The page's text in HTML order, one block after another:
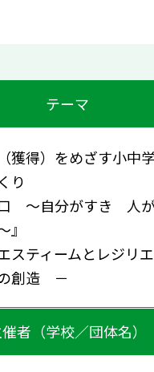
テーマ
獲得）をめざす小中
り
口 ～自分がすき 人
』
ティームとレジリ
創造 －
者（学校／団体名）